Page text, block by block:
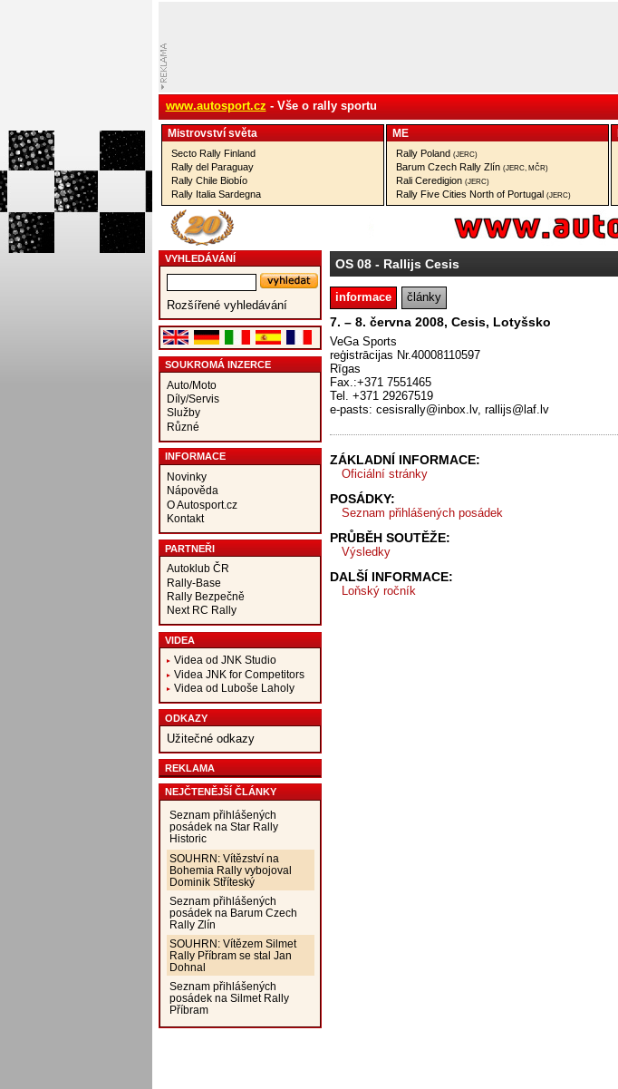
www.autosport.cz - Vše o rally sportu
Mistrovství­ světa
Secto Rally Finland
Rally del Paraguay
Rally Chile Biobío
Rally Italia Sardegna
ME
Rally Poland (JERC)
Barum Czech Rally Zlín (JERC, MČR)
Rali Ceredigion (JERC)
Rally Five Cities North of Portugal (JERC)
VYHLEDÁVÁNÍ
Rozšířené vyhledávání
SOUKROMÁ INZERCE
Auto/Moto
Díly/Servis
Služby
Různé
INFORMACE
Novinky
Nápověda
O Autosport.cz
Kontakt
PARTNEŘI
Autoklub ČR
Rally-Base
Rally Bezpečně
Next RC Rally
VIDEA
Videa od JNK Studio
Videa JNK for Competitors
Videa od Luboše Laholy
ODKAZY
Užitečné odkazy
REKLAMA
NEJČTENĚJŠÍ ČLÁNKY
Seznam přihlášených
posádek na Star Rally
Historic
SOUHRN: Vítězství na
Bohemia Rally vybojoval
Dominik Stříteský
Seznam přihlášených
posádek na Barum Czech
Rally Zlín
SOUHRN: Vítězem Silmet
Rally Příbram se stal Jan
Dohnal
Seznam přihlášených
posádek na Silmet Rally
Příbram
OS 08- Rallijs Cesis
informace články
7. – 8. června 2008, Cesis, Lotyšsko
VeGa Sports
reģistrācijas Nr.40008110597
Rīgas
Fax.:+371 7551465
Tel. +371 29267519
e-pasts: cesisrally@inbox.lv, rallijs@laf.lv
ZÁKLADNÍ INFORMACE:
Oficiální stránky
POSÁDKY:
Seznam přihlášených posádek
PRŮBĚH SOUTĚŽE:
Výsledky
DALŠÍ INFORMACE:
Loňský ročník